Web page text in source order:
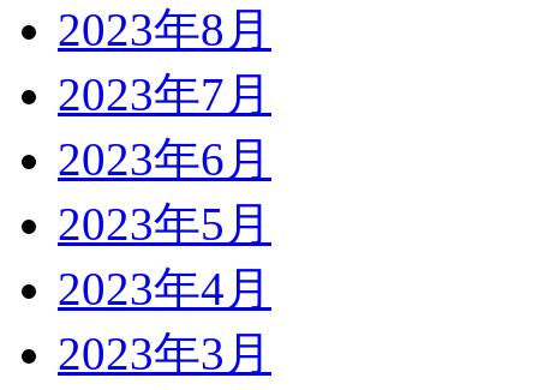
2023年8月
2023年7月
2023年6月
2023年5月
2023年4月
2023年3月